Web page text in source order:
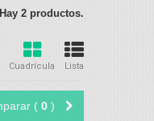
Hay 2 productos.
Cuadrícula Lista
Comparar ( 0 )